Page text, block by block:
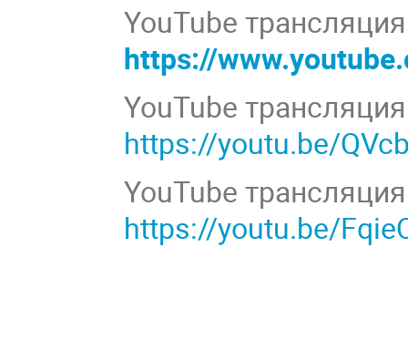
YouTube
https://
YouTube
https://youtu.be/
YouTube
https://youtu.be/